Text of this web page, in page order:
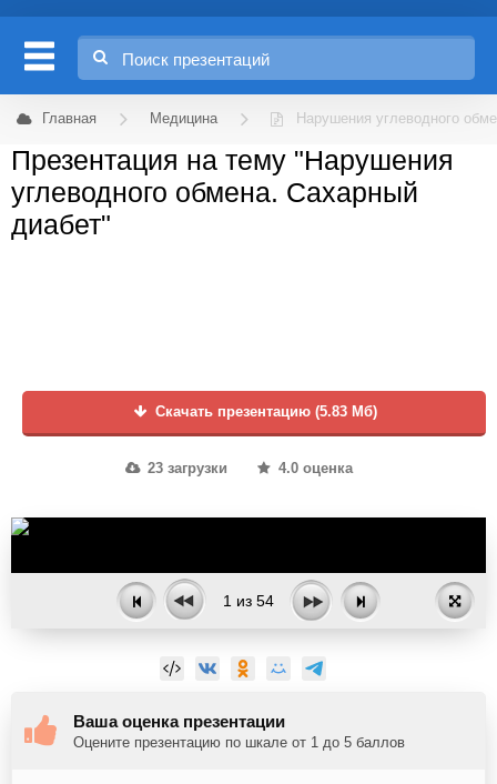
Главная Медицина Нарушения углеводного
Презентация на тему "Нарушения
углеводного обмена. Сахарный
диабет"
Скачать презентацию (5.83 Мб)
23 загрузки 4.0 оценка
1 из 54
Ваша оценка презентации
Оцените презентацию по шкале от 1 до 5 баллов